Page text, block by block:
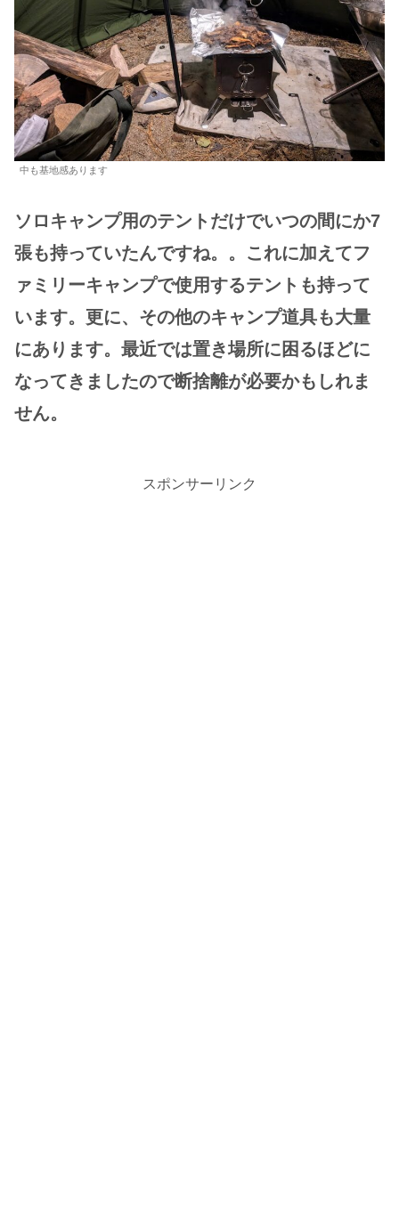
中も基地感あります
ソロキャンプ用のテントだけでいつの間にか7
張も持っていたんですね。。これに加えてフ
ァミリーキャンプで使用するテントも持って
います。更に、その他のキャンプ道具も大量
にあります。最近では置き場所に困るほどに
なってきましたので断捨離が必要かもしれま
せん。
スポンサーリンク